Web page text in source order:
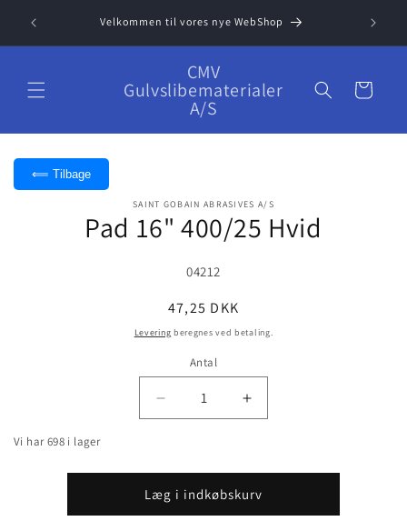
indhold
her Velkommen til vores nye WebShop
CMV
Gulvslibematerialer
A/S
Indkøbskurv
⟸ Tilbage
SAINT GOBAIN ABRASIVES A/S
Pad 16" 400/25 Hvid
SKU:
04212
Normalpris
47,25 DKK
Levering beregnes ved betaling.
Antal
Reducer
antallet
400/25
Hvid
Øg
antallet
400/25
Hvid
Vi har 698 i lager
Læg i indkøbskurv